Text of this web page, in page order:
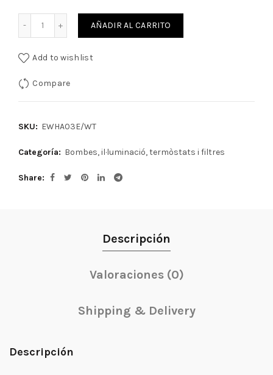
AÑADIR AL CARRITO
Add to wishlist
Compare
SKU: EWHA03E/WT
Categoría: Bombes, il·luminació, termòstats i filtres
Share
Descripción
Valoraciones (0)
Shipping & Delivery
Descripción